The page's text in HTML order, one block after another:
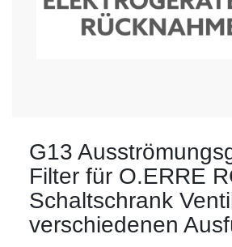
G13
Filter für O.ERRE
Schaltschrank
verschiedenen